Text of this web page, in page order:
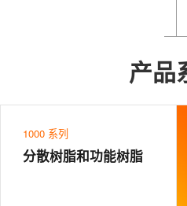
产品
1000 系列
分散树脂和功能树脂